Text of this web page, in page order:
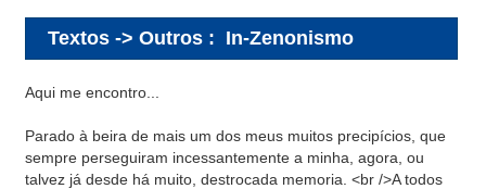
Textos -> Outros : In-Zenonismo
Aqui me encontro...
Parado à beira de mais um dos meus muitos precipícios, que
sempre perseguiram incessantemente a minha, agora, ou
talvez já desde há muito, destrocada memoria. <br />A todos